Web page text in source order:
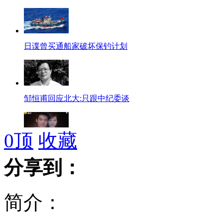
日谍曾买通船家破坏保钓计划
邹恒甫回应北大:只跟中纪委谈
林丹9月北京大婚 购名表赠谢杏芳
小学转校生 需购指定电器送学校
0顶 收藏
分享到：
简介：